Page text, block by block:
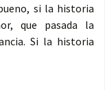
si la historia
que pasada la
Si la historia